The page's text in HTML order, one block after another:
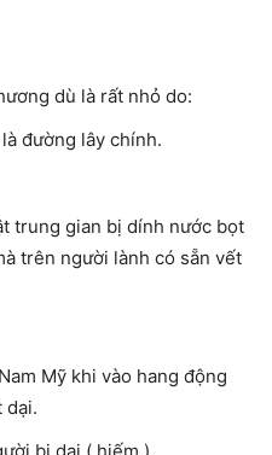
dù là rất nhỏ do:
đường lây chính.
trung gian bị dính nước bọt
trên người lành có sẵn vết
Mỹ khi vào hang động
dại.